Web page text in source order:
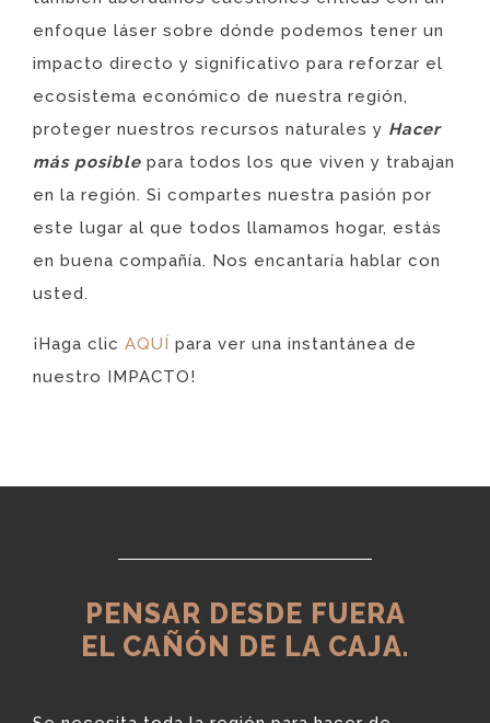
enfoque láser sobre dónde podemos tener un
impacto directo y significativo para reforzar el
ecosistema económico de nuestra región,
proteger nuestros recursos naturales y Hacer
más posible para todos los que viven y trabajan
en la región. Si compartes nuestra pasión por
este lugar al que todos llamamos hogar, estás
en buena compañía. Nos encantaría hablar con
usted.
¡Haga clic AQUÍ para ver una instantánea de
nuestro IMPACTO!
PENSAR DESDE FUERA
EL CAÑÓN DE LA CAJA.